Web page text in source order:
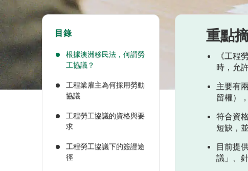
目錄
根據澳洲移民法，何謂勞
工協議？
工程業雇主為何採用勞動
協議
工程勞工協議的資格與要
求
工程勞工協議下的簽證途
徑
重點
《工程
時，允
主要有
留權）
符合資
短缺，
目前提
議」、